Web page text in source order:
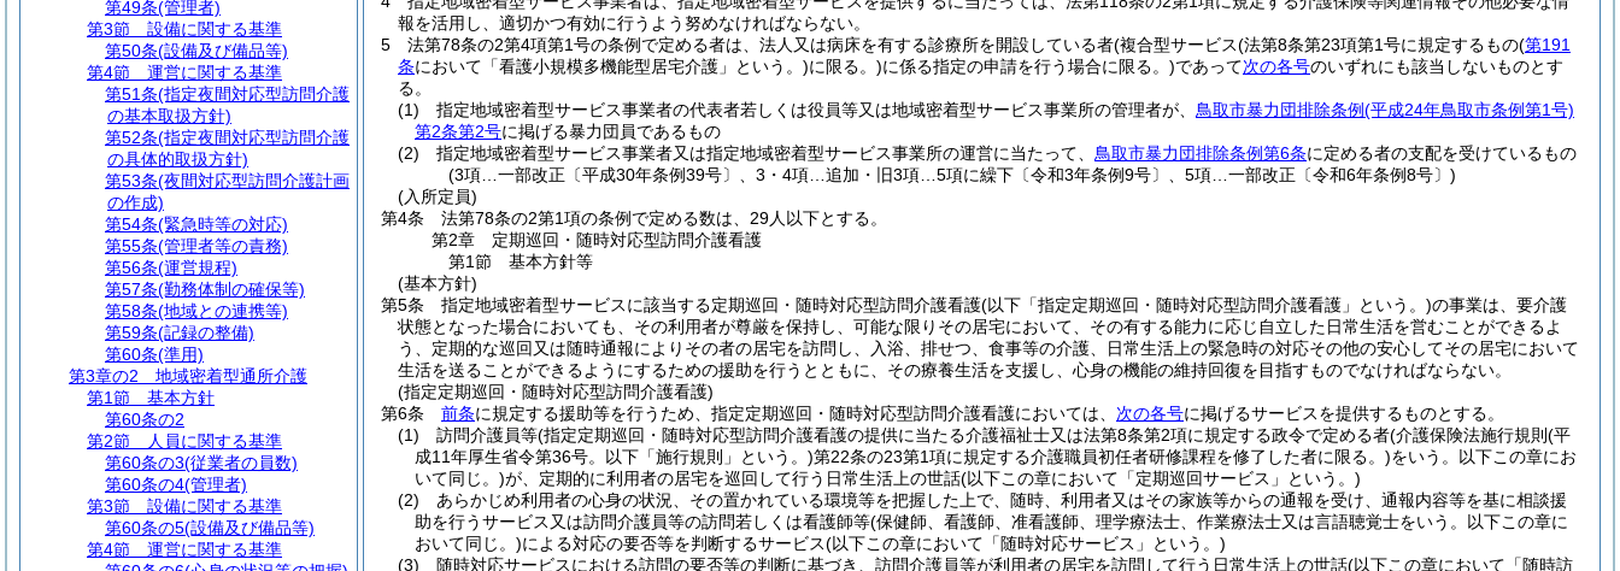
報を活用し、適切かつ有効に行うよう努めなければならない。
5
法第78条の2第4項第1号の条例で定める者は、法人又は病床を有する診療所を開設している者(複合型サービス(法第8条第23項第1号に規定するもの(第191
条において「看護小規模多機能型居宅介護」という。)に限る。)に係る指定の申請を行う場合に限る。)であって次の各号のいずれにも該当しないものとす
る。
(1)
指定地域密着型サービス事業者の代表者若しくは役員等又は地域密着型サービス事業所の管理者が、 鳥取市暴力団排除条例(平成24年鳥取市条例第1号)
第2条第2号に掲げる暴力団員であるもの
(2)
指定地域密着型サービス事業者又は指定地域密着型サービス事業所の運営に当たって、 鳥取市暴力団排除条例第6条に定める者の支配を受けているもの
(3項…一部改正〔平成30年条例39号〕、3・4項…追加・旧3項…5項に繰下〔令和3年条例9号〕、5項…一部改正〔令和6年条例8号〕)
(入所定員)
第4条
法第78条の2第1項の条例で定める数は、29人以下とする。
第2章
定期巡回・随時対応型訪問介護看護
第1節
基本方針等
(基本方針)
第5条
指定地域密着型サービスに該当する定期巡回・随時対応型訪問介護看護(以下「指定定期巡回・随時対応型訪問介護看護」という。)の事業は、要介護
状態となった場合においても、その利用者が尊厳を保持し、可能な限りその居宅において、その有する能力に応じ自立した日常生活を営むことができるよ
う、定期的な巡回又は随時通報によりその者の居宅を訪問し、入浴、排せつ、食事等の介護、日常生活上の緊急時の対応その他の安心してその居宅において
生活を送ることができるようにするための援助を行うとともに、その療養生活を支援し、心身の機能の維持回復を目指すものでなければならない。
(指定定期巡回・随時対応型訪問介護看護)
第6条
前条に規定する援助等を行うため、指定定期巡回・随時対応型訪問介護看護においては、 次の各号に掲げるサービスを提供するものとする。
(1)
訪問介護員等(指定定期巡回・随時対応型訪問介護看護の提供に当たる介護福祉士又は法第8条第2項に規定する政令で定める者(介護保険法施行規則 (平
成11年厚生省令第36号。以下「施行規則」という。)第22条の23第1項に規定する介護職員初任者研修課程を修了した者に限る。)をいう。以下この章にお
いて同じ。)が、定期的に利用者の居宅を巡回して行う日常生活上の世話(以下この章において「定期巡回サービス」という。)
(2)
あらかじめ利用者の心身の状況、その置かれている環境等を把握した上で、随時、利用者又はその家族等からの通報を受け、通報内容等を基に相談援
助を行うサービス又は訪問介護員等の訪問若しくは看護師等(保健師、看護師、准看護師、理学療法士、作業療法士又は言語聴覚士をいう。以下この章に
おいて同じ。)による対応の要否等を判断するサービス(以下この章において「随時対応サービス」という。)
(3)
随時対応サービスにおける訪問の要否等の判断に基づき、訪問介護員等が利用者の居宅を訪問して行う日常生活上の世話(以下この章において「随時訪
第49条(管理者)
第3節
設備に関する基準
第50条(設備及び備品等)
第4節
運営に関する基準
第51条(指定夜間対応型訪問介護
の基本取扱方針)
第52条(指定夜間対応型訪問介護
の具体的取扱方針)
第53条(夜間対応型訪問介護計画
の作成)
第54条(緊急時等の対応)
第55条(管理者等の責務)
第56条(運営規程)
第57条(勤務体制の確保等)
第58条(地域との連携等)
第59条(記録の整備)
第60条(準用)
第3章の2
地域密着型通所介護
第1節
基本方針
第60条の2
第2節
人員に関する基準
第60条の3(従業者の員数)
第60条の4(管理者)
第3節
設備に関する基準
第60条の5(設備及び備品等)
第4節
運営に関する基準